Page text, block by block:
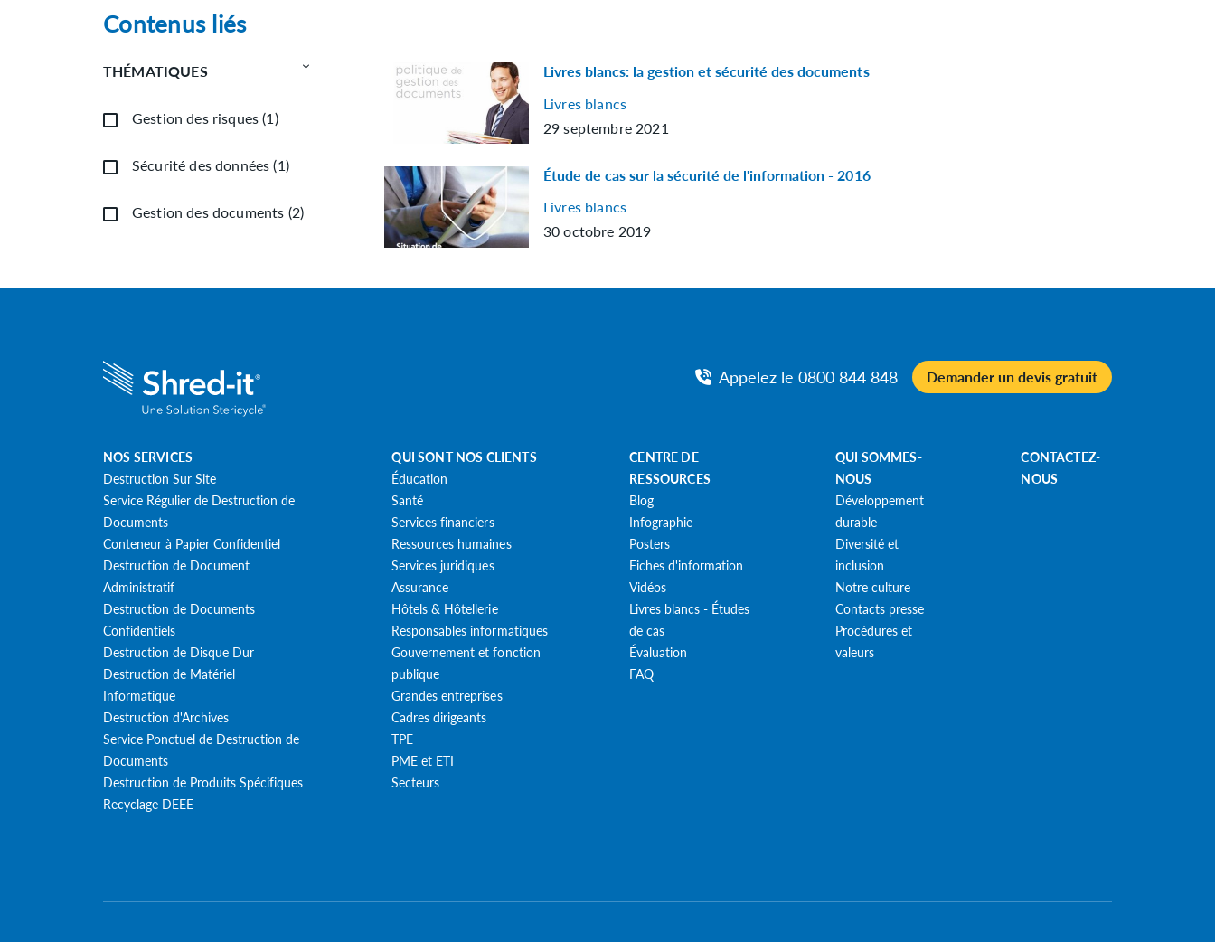
Contenus liés
THÉMATIQUES
Gestion des risques(1)
Sécurité des données(1)
Gestion des documents (2)
Livres blancs
Livres blancs: la gestion et sécurité des documents
29 septembre 2021
Livres blancs
Étude de cas sur la sécurité de l'information - 2016
30 octobre 2019
Appelez le 0800 844 848
NOS SERVICES
Destruction Sur Site
Service Régulier de Destruction de
Documents
Conteneur à Papier Confidentiel
Destruction de Document
Administratif
Destruction de Documents
Confidentiels
Destruction de Disque Dur
Destruction de Matériel
Informatique
Destruction d'Archives
Service Ponctuel de Destruction de
Documents
Destruction de Produits Spécifiques
Recyclage DEEE
QUI SONT NOS CLIENTS
Éducation
Santé
Services financiers
Ressources humaines
Services juridiques
Assurance
Hôtels & Hôtellerie
Responsables informatiques
Gouvernement et fonction
publique
Grandes entreprises
Cadres dirigeants
TPE
PME et ETI
Secteurs
CENTRE DE
RESSOURCES
Blog
Infographie
Posters
Fiches d'information
Vidéos
Livres blancs - Études
de cas
Évaluation
FAQ
QUI SOMMES-
NOUS
Développement
durable
Diversité et
inclusion
Notre culture
Contacts presse
Procédures et
valeurs
CONTACTEZ-
NOUS
Demander un devis gratuit